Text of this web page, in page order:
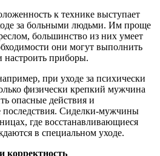
к технике выступает
за больными людьми. Им проще
большинство из них умеет
они могут выполнить
приборы.
при уходе за психически
физически крепкий мужчина
опасные действия и
последствия. Сиделки-мужчины
где восстанавливающиеся
в специальном уходе.
корректность